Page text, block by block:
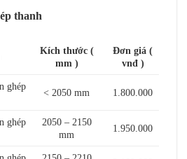
thanh
Kích thước (
mm )
Đơn giá (
vnđ )
ghép
< 2050 mm 1.800.000
ghép
2050 – 2150
mm
1.950.000